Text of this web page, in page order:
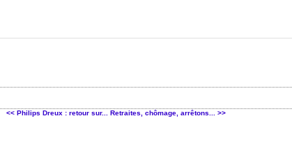
<< Philips Dreux : retour sur... Retraites, chômage, arrêtons... >>